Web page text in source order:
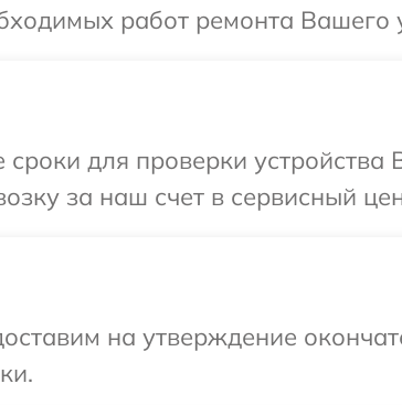
работ ремонта Вашего
для проверки устройства
за наш счет в сервисный
на утверждение